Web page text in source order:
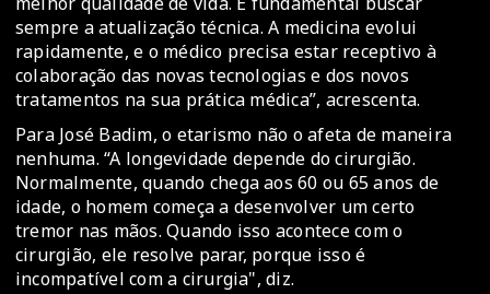
sempre a atualização técnica. A medicina evolui
rapidamente, e o médico precisa estar receptivo à
colaboração das novas tecnologias e dos novos
tratamentos na sua prática médica”, acrescenta.
Para José Badim, o etarismo não o afeta de maneira
nenhuma. “A longevidade depende do cirurgião.
Normalmente, quando chega aos 60 ou 65 anos de
idade, o homem começa a desenvolver um certo
tremor nas mãos. Quando isso acontece com o
cirurgião, ele resolve parar, porque isso é
incompatível com a cirurgia", diz.